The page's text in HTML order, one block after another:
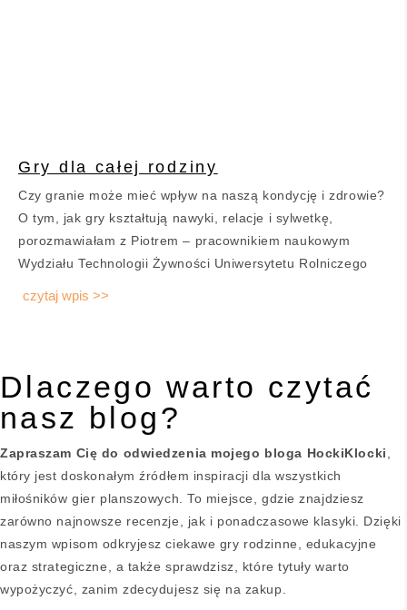
Gry dla całej rodziny
Czy granie może mieć wpływ na naszą kondycję i zdrowie?
O tym, jak gry kształtują nawyki, relacje i sylwetkę,
porozmawiałam z Piotrem – pracownikiem naukowym
Wydziału Technologii Żywności Uniwersytetu Rolniczego
czytaj wpis >>
Dlaczego warto czytać
nasz blog?
Zapraszam Cię do odwiedzenia mojego bloga HockiKlocki
który jest doskonałym źródłem inspiracji dla wszystkich
miłośników gier planszowych. To miejsce, gdzie znajdziesz
zarówno najnowsze recenzje, jak i ponadczasowe klasyki. Dzięki
naszym wpisom odkryjesz ciekawe gry rodzinne, edukacyjne
oraz strategiczne, a także sprawdzisz, które tytuły warto
wypożyczyć, zanim zdecydujesz się na zakup.